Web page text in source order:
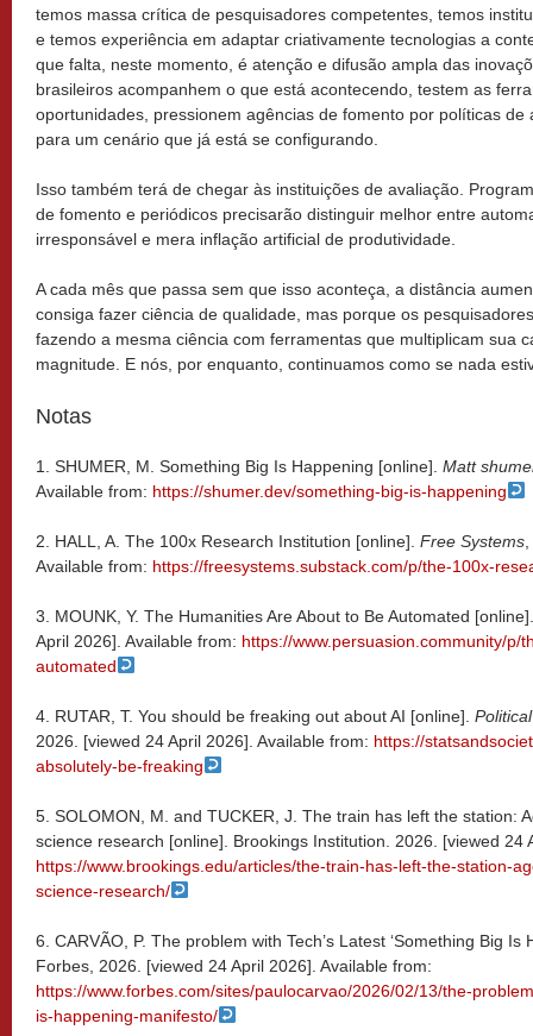
temos massa crítica de pesquisadores competentes, temos
e temos experiência em adaptar criativamente tecnologias a
que falta, neste momento, é atenção e difusão ampla das
brasileiros acompanhem o que está acontecendo, testem as
oportunidades, pressionem agências de fomento por políticas de
para um cenário que já está se configurando.
Isso também terá de chegar às instituições de avaliação.
de fomento e periódicos precisarão distinguir melhor entre
irresponsável e mera inflação artificial de produtividade.
A cada mês que passa sem que isso aconteça, a distância
consiga fazer ciência de qualidade, mas porque os
fazendo a mesma ciência com ferramentas que multiplicam sua
magnitude. E nós, por enquanto, continuamos como se nada
Notas
1. SHUMER, M. Something Big Is Happening [online]. Matt
Available from: https://shumer.dev/something-big-is-happening
2. HALL, A. The 100x Research Institution [online]. Free Systems
Available from: https://freesystems.substack.com/p/the-100x-
3. MOUNK, Y. The Humanities Are About to Be Automated
April 2026]. Available from: https://www.persuasion.community/p/
automated
4. RUTAR, T. You should be freaking out about AI [online].
2026. [viewed 24 April 2026]. Available from: https://
absolutely-be-freaking
5. SOLOMON, M. and TUCKER, J. The train has left the station:
science research [online]. Brookings Institution. 2026. [viewed 24
https://www.brookings.edu/articles/the-train-has-left-the-station-
science-research/
6. CARVÃO, P. The problem with Tech’s Latest ‘Something Big Is
Forbes, 2026. [viewed 24 April 2026]. Available from:
https://www.forbes.com/sites/paulocarvao/2026/02/13/the-
is-happening-manifesto/